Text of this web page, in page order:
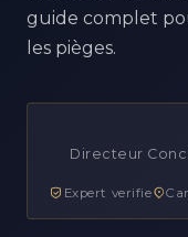
guide complet
les pièges.
Directeur
Expert verifie